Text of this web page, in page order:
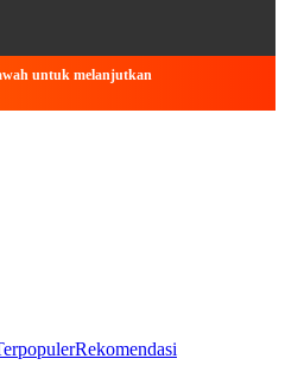
untuk melanjutkan
Rekomendasi